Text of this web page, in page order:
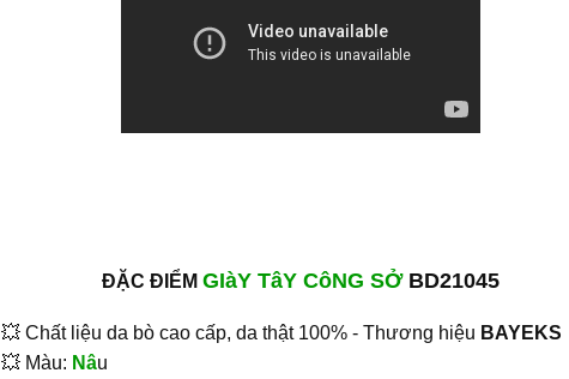
ĐẶC ĐIỂM GIàY TâY CôNG SỞBD21045
💥 Chất liệu da bò cao cấp, da thật 100% - Thương hiệu BAYEKS
💥 Màu: Nâu